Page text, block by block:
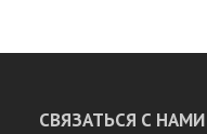
СВЯЗАТЬСЯ С НАМИ